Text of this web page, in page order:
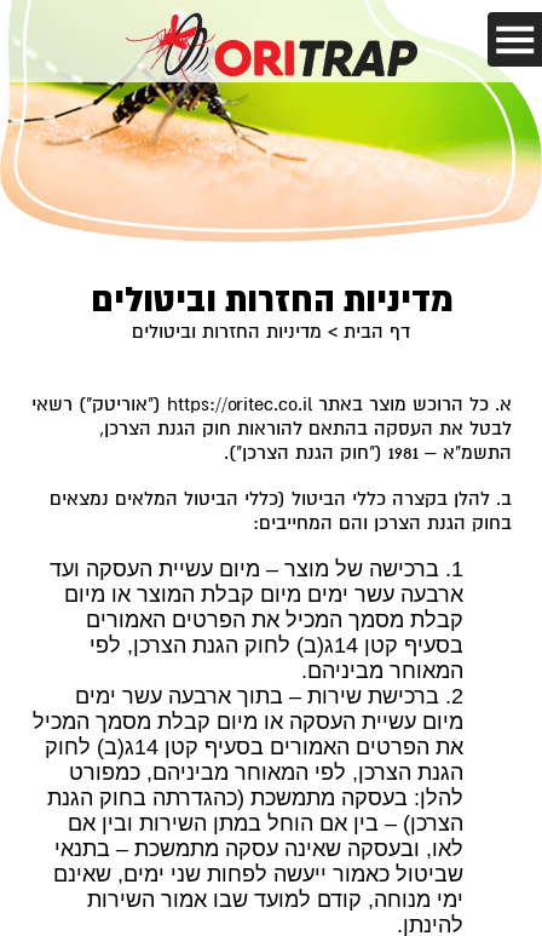
מדיניות החזרות וביטולים
דף הבית > מדיניות החזרות וביטולים
א. כל הרוכש מוצר באתר https://oritec.co.il ("אוריטק") רשאי
לבטל את העסקה בהתאם להוראות חוק הגנת הצרכן,
התשמ"א – 1981 ("חוק הגנת הצרכן").
ב. להלן בקצרה כללי הביטול (כללי הביטול המלאים נמצאים
בחוק הגנת הצרכן והם המחייבים:
1. ברכישה של מוצר – מיום עשיית העסקה ועד
ארבעה עשר ימים מיום קבלת המוצר או מיום
קבלת מסמך המכיל את הפרטים האמורים
בסעיף קטן 14ג(ב) לחוק הגנת הצרכן, לפי
המאוחר מביניהם.
2. ברכישת שירות – בתוך ארבעה עשר ימים
מיום עשיית העסקה או מיום קבלת מסמך המכיל
את הפרטים האמורים בסעיף קטן 14ג(ב) לחוק
הגנת הצרכן, לפי המאוחר מביניהם, כמפורט
להלן: בעסקה מתמשכת (כהגדרתה בחוק הגנת
הצרכן) – בין אם הוחל במתן השירות ובין אם
לאו, ובעסקה שאינה עסקה מתמשכת – בתנאי
שביטול כאמור ייעשה לפחות שני ימים, שאינם
ימי מנוחה, קודם למועד שבו אמור השירות
להינתן.
הכרחיים
עוגיות אלו
אופציונליות.
הן נדרשות
לצורך
הפעולה
התקינה של